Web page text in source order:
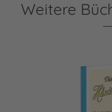
Weitere